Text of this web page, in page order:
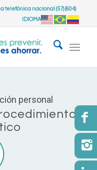
telefónica nacional (57) (604)
IDIOMA
personal